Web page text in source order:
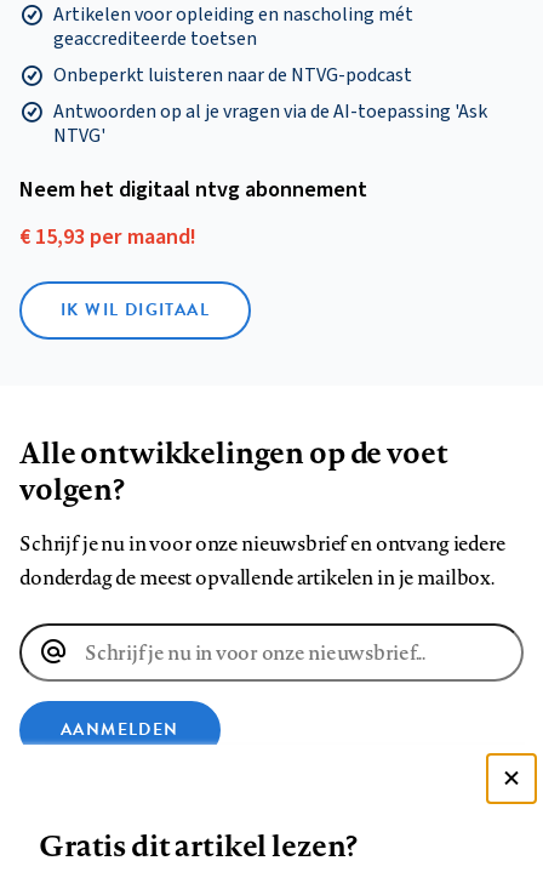
Artikelen voor opleiding en nascholing mét
geaccrediteerde toetsen
Onbeperkt luisteren naar de NTVG-podcast
Antwoorden op al je vragen via de AI-toepassing 'Ask
NTVG'
Neem het digitaal ntvg abonnement
€ 15,93 per maand!
IK WIL DIGITAAL
Alle ontwikkelingen op de voet
volgen?
Schrijf je nu in voor onze nieuwsbrief en ontvang iedere
donderdag de meest opvallende artikelen in je mailbox.
E-
mailadres
AANMELDEN
Zie onze cookie policy
Gratis dit artikel lezen?